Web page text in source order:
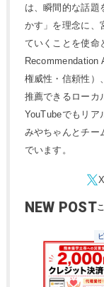
は、瞬間的な話題
かす」を理念に、
ていくことを使命
Recommendation
権威性・信頼性）
推薦できるローカ
YouTubeでもリア
みやちゃんとチー
でいます。
NEW POST